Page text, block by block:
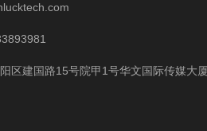
区建国路15号院甲1号华文国际传媒大